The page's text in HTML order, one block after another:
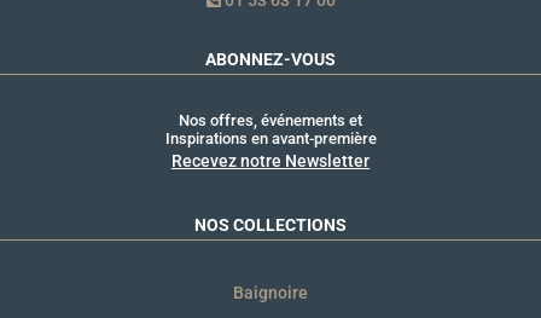
ABONNEZ-VOUS
Nos offres, événements et
Inspirations en avant-première
Recevez notre Newsletter
NOS COLLECTIONS
Baignoire